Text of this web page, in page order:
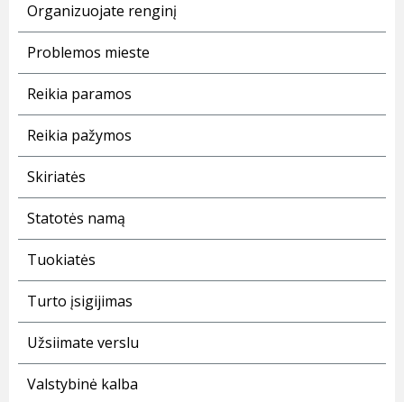
Organizuojate renginį
Problemos mieste
Reikia paramos
Reikia pažymos
Skiriatės
Statotės namą
Tuokiatės
Turto įsigijimas
Užsiimate verslu
Valstybinė kalba